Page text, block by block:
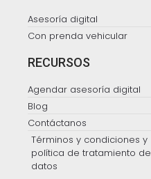
Asesoría digital
Con prenda vehicular
RECURSOS
Agendar asesoría digital
Blog
Contáctanos
Términos y condiciones y
política de tratamiento de
datos